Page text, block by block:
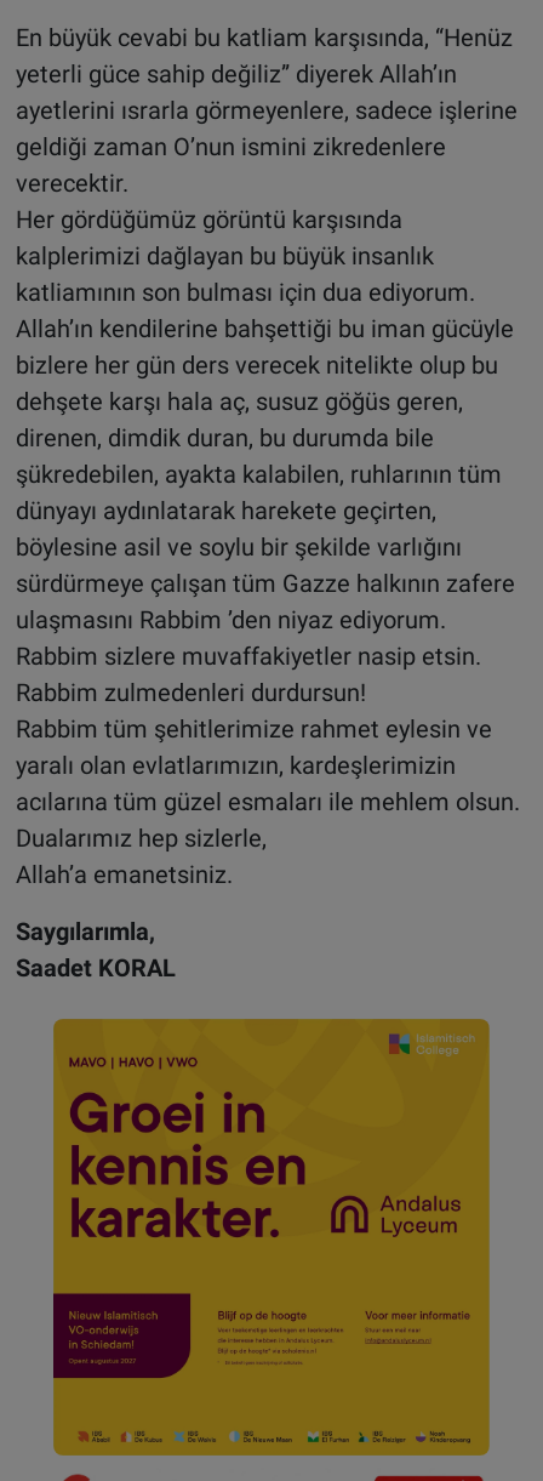
En büyük cevabi bu katliam karşısında, “Henüz
yeterli güce sahip değiliz” diyerek Allah’ın
ayetlerini ısrarla görmeyenlere, sadece işlerine
geldiği zaman O’nun ismini zikredenlere
verecektir.
Her gördüğümüz görüntü karşısında
kalplerimizi dağlayan bu büyük insanlık
katliamının son bulması için dua ediyorum.
Allah’ın kendilerine bahşettiği bu iman gücüyle
bizlere her gün ders verecek nitelikte olup bu
dehşete karşı hala aç, susuz göğüs geren,
direnen, dimdik duran, bu durumda bile
şükredebilen, ayakta kalabilen, ruhlarının tüm
dünyayı aydınlatarak harekete geçirten,
böylesine asil ve soylu bir şekilde varlığını
sürdürmeye çalışan tüm Gazze halkının zafere
ulaşmasını Rabbim ’den niyaz ediyorum.
Rabbim sizlere muvaffakiyetler nasip etsin.
Rabbim zulmedenleri durdursun!
Rabbim tüm şehitlerimize rahmet eylesin ve
yaralı olan evlatlarımızın, kardeşlerimizin
acılarına tüm güzel esmaları ile mehlem olsun.
Dualarımız hep sizlerle,
Allah’a emanetsiniz.
Saygılarımla,
Saadet KORAL